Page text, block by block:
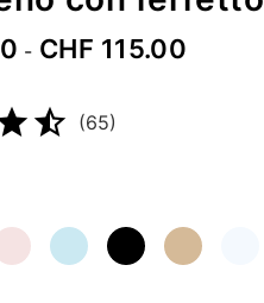
- CHF 115.00
(65)